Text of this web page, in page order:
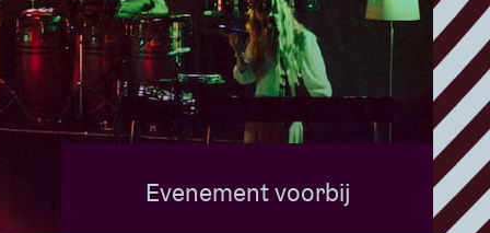
Evenement voorbij